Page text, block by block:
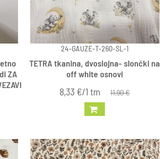
ZA
24-GAUZE-T-260-SL-1
TETRA tkanina, dvoslojna- slončki na
off white osnovi
8,33 €/1 tm 11,90 €